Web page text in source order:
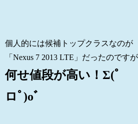
個人的には候補トップクラスなのが
「Nexus 7 2013 LTE」だったのですが
何せ値段が高い！Σ(ﾟ
ロﾟ)oﾞ